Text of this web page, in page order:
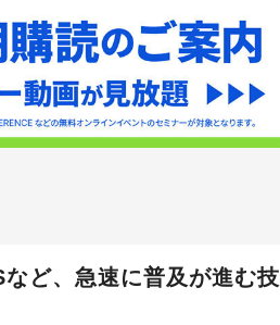
ど、急速に普及が進む技